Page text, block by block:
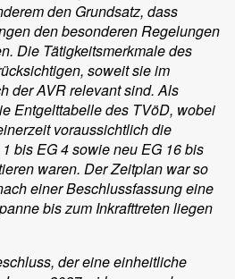
den Grundsatz, dass
den besonderen Regelungen
Die Tätigkeitsmerkmale des
soweit sie im
der AVR relevant sind. Als
Entgelttabelle des TVöD, wobei
voraussichtlich die
bis EG 4 sowie neu EG 16 bis
waren. Der Zeitplan war so
einer Beschlussfassung eine
bis zum Inkrafttreten liegen
der eine einheitliche